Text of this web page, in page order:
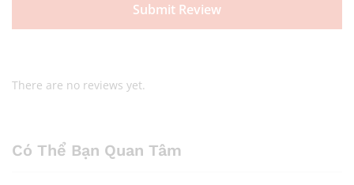
There are no reviews yet.
Có Thể Bạn Quan Tâm